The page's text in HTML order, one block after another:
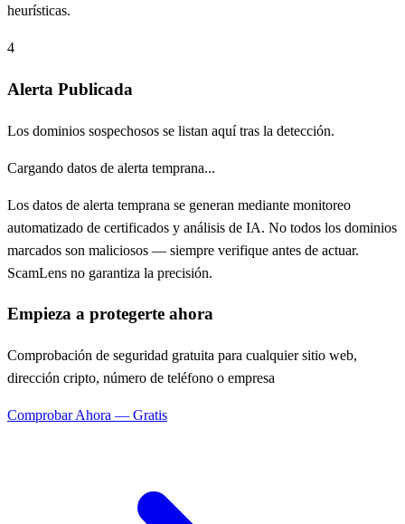
heurísticas.
4
Alerta Publicada
Los dominios sospechosos se listan aquí tras la detección.
Cargando datos de alerta temprana...
Los datos de alerta temprana se generan mediante monitoreo
automatizado de certificados y análisis de IA. No todos los dominios
marcados son maliciosos — siempre verifique antes de actuar.
ScamLens no garantiza la precisión.
Empieza a protegerte ahora
Comprobación de seguridad gratuita para cualquier sitio web,
dirección cripto, número de teléfono o empresa
Comprobar Ahora — Gratis